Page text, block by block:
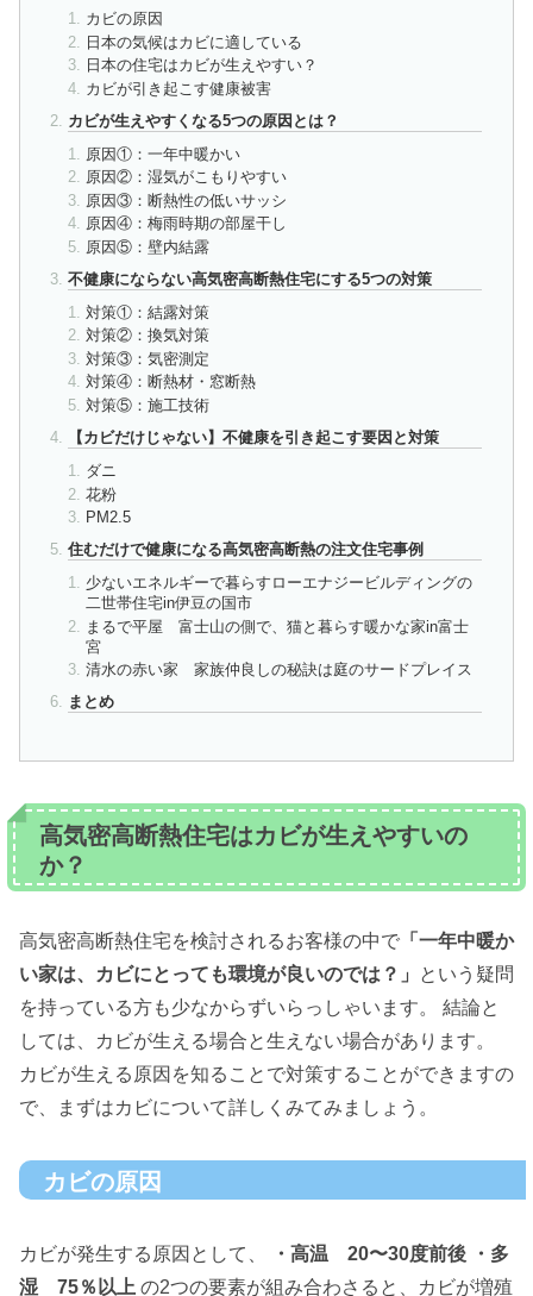
カビの原因
日本の気候はカビに適している
日本の住宅はカビが生えやすい？
カビが引き起こす健康被害
カビが生えやすくなる5つの原因とは？
原因①：一年中暖かい
原因②：湿気がこもりやすい
原因③：断熱性の低いサッシ
原因④：梅雨時期の部屋干し
原因⑤：壁内結露
不健康にならない高気密高断熱住宅にする5つの対策
対策①：結露対策
対策②：換気対策
対策③：気密測定
対策④：断熱材・窓断熱
対策⑤：施工技術
【カビだけじゃない】不健康を引き起こす要因と対策
ダニ
花粉
PM2.5
住むだけで健康になる高気密高断熱の注文住宅事例
少ないエネルギーで暮らすローエナジービルディングの
二世帯住宅in伊豆の国市
まるで平屋 富士山の側で、猫と暮らす暖かな家in富士
宮
清水の赤い家 家族仲良しの秘訣は庭のサードプレイス
まとめ
高気密高断熱住宅はカビが生えやすいの
か？
高気密高断熱住宅を検討されるお客様の中で 「一年中暖か
い家は、カビにとっても環境が良いのでは？」
という疑問
を持っている方も少なからずいらっしゃいます。 結論と
しては、カビが生える場合と生えない場合があります。
カビが生える原因を知ることで対策することができますの
で、まずはカビについて詳しくみてみましょう。
カビの原因
カビが発生する原因として、 ・高温 20〜30度前後
・多
湿 75％以上 の2つの要素が組み合わさると、カビが増殖